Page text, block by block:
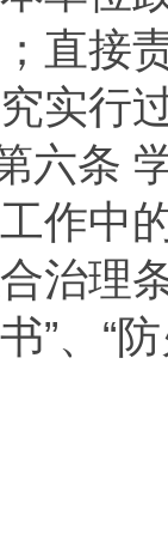
直接
实行
六条
作中
治理
”、“